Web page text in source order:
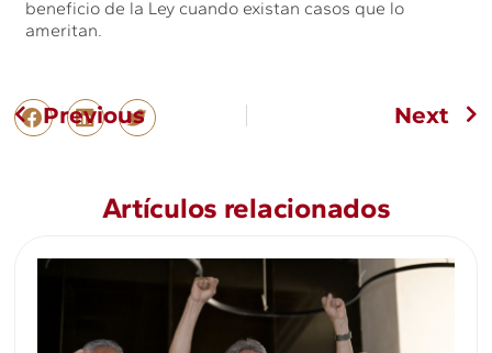
beneficio de la Ley cuando existan casos que lo
ameritan.
Previous Next
Artículos relacionados